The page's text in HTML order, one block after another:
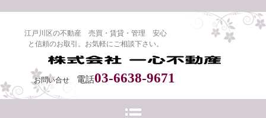
江戸川区の不動産 売買・賃貸・管理 安心
と信頼のお取引。お気軽にご相談下さい。
お問い合せ 電話03-6638-9671